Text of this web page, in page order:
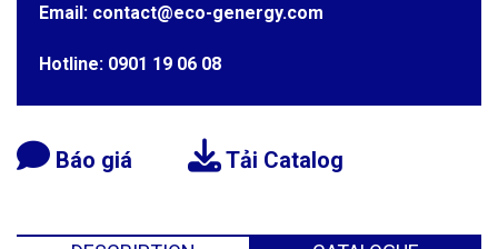
Email: contact@eco-genergy.com
Hotline: 0901 19 06 08
Báo giá Tải Catalog